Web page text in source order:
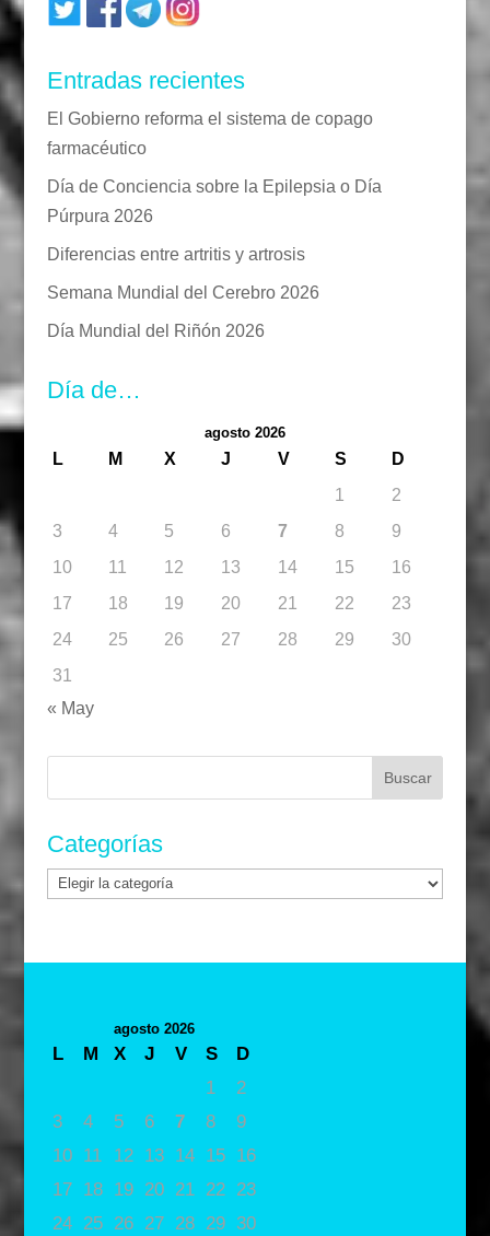
Entradas recientes
El Gobierno reforma el sistema de copago
farmacéutico
Día de Conciencia sobre la Epilepsia o Día
Púrpura 2026
Diferencias entre artritis y artrosis
Semana Mundial del Cerebro 2026
Día Mundial del Riñón 2026
Día de…
agosto 2026
L M X J V S
D
1
2
3
4 5 6 7 8
9
10
11 12 13 14 15
16
17
18 19 20 21 22
23
24
25 26 27 28 29
30
31
« May
Categorías
Categorías
agosto 2026
L M X J V S
D
1
2
3
4 5 6 7 8
9
10
11 12 13 14 15
16
17
18 19 20 21 22
23
24
25 26 27 28 29 30